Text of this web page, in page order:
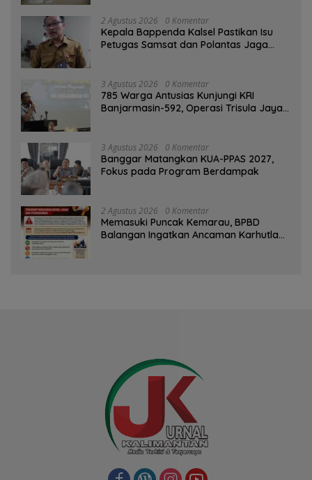
2 Agustus 2026 0 Komentar
Kepala Bappenda Kalsel Pastikan Isu
Petugas Samsat dan Polantas Jaga
3 Agustus 2026 0 Komentar
785 Warga Antusias Kunjungi KRI
Banjarmasin-592, Operasi Trisula Jaya
3 Agustus 2026 0 Komentar
‎Banggar Matangkan KUA-PPAS 2027,
Fokus pada Program Berdampak
2 Agustus 2026 0 Komentar
Memasuki Puncak Kemarau, BPBD
Balangan Ingatkan Ancaman Karhutla